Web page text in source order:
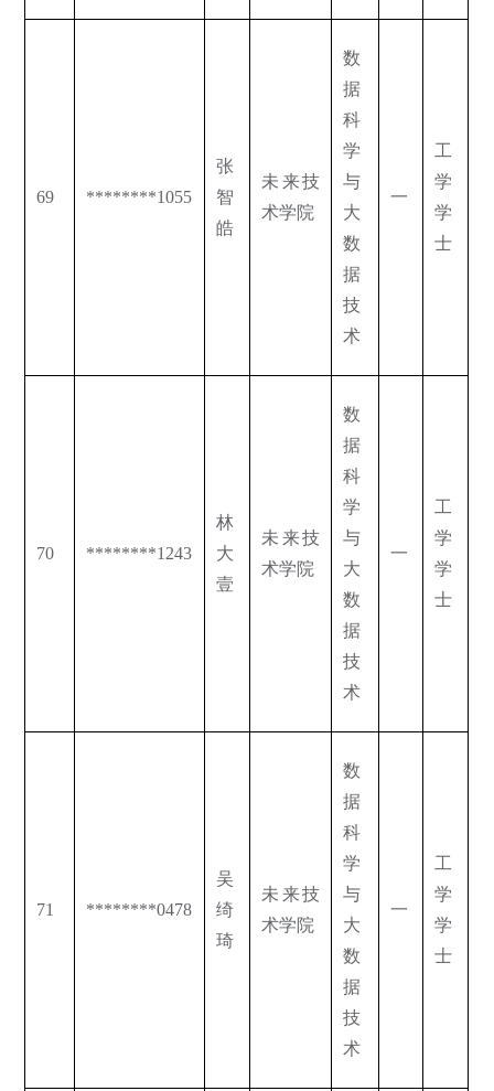
69 ********1055
张
智
皓
未来技
术学院
数
据
科
学
与
大
数
据
技
术
一
工
学
学
士
70 ********1243
林
大
壹
未来技
术学院
数
据
科
学
与
大
数
据
技
术
一
工
学
学
士
71 ********0478
吴
绮
琦
未来技
术学院
数
据
科
学
与
大
数
据
技
术
一
工
学
学
士